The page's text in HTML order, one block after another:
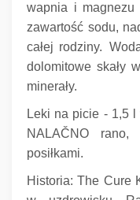
wapnia i
zawartość sodu,
całej rodziny.
dolomitowe skały
minerały.
Leki na picie - 1,5
NALAČNO
posiłkami.
Historia: The Cure